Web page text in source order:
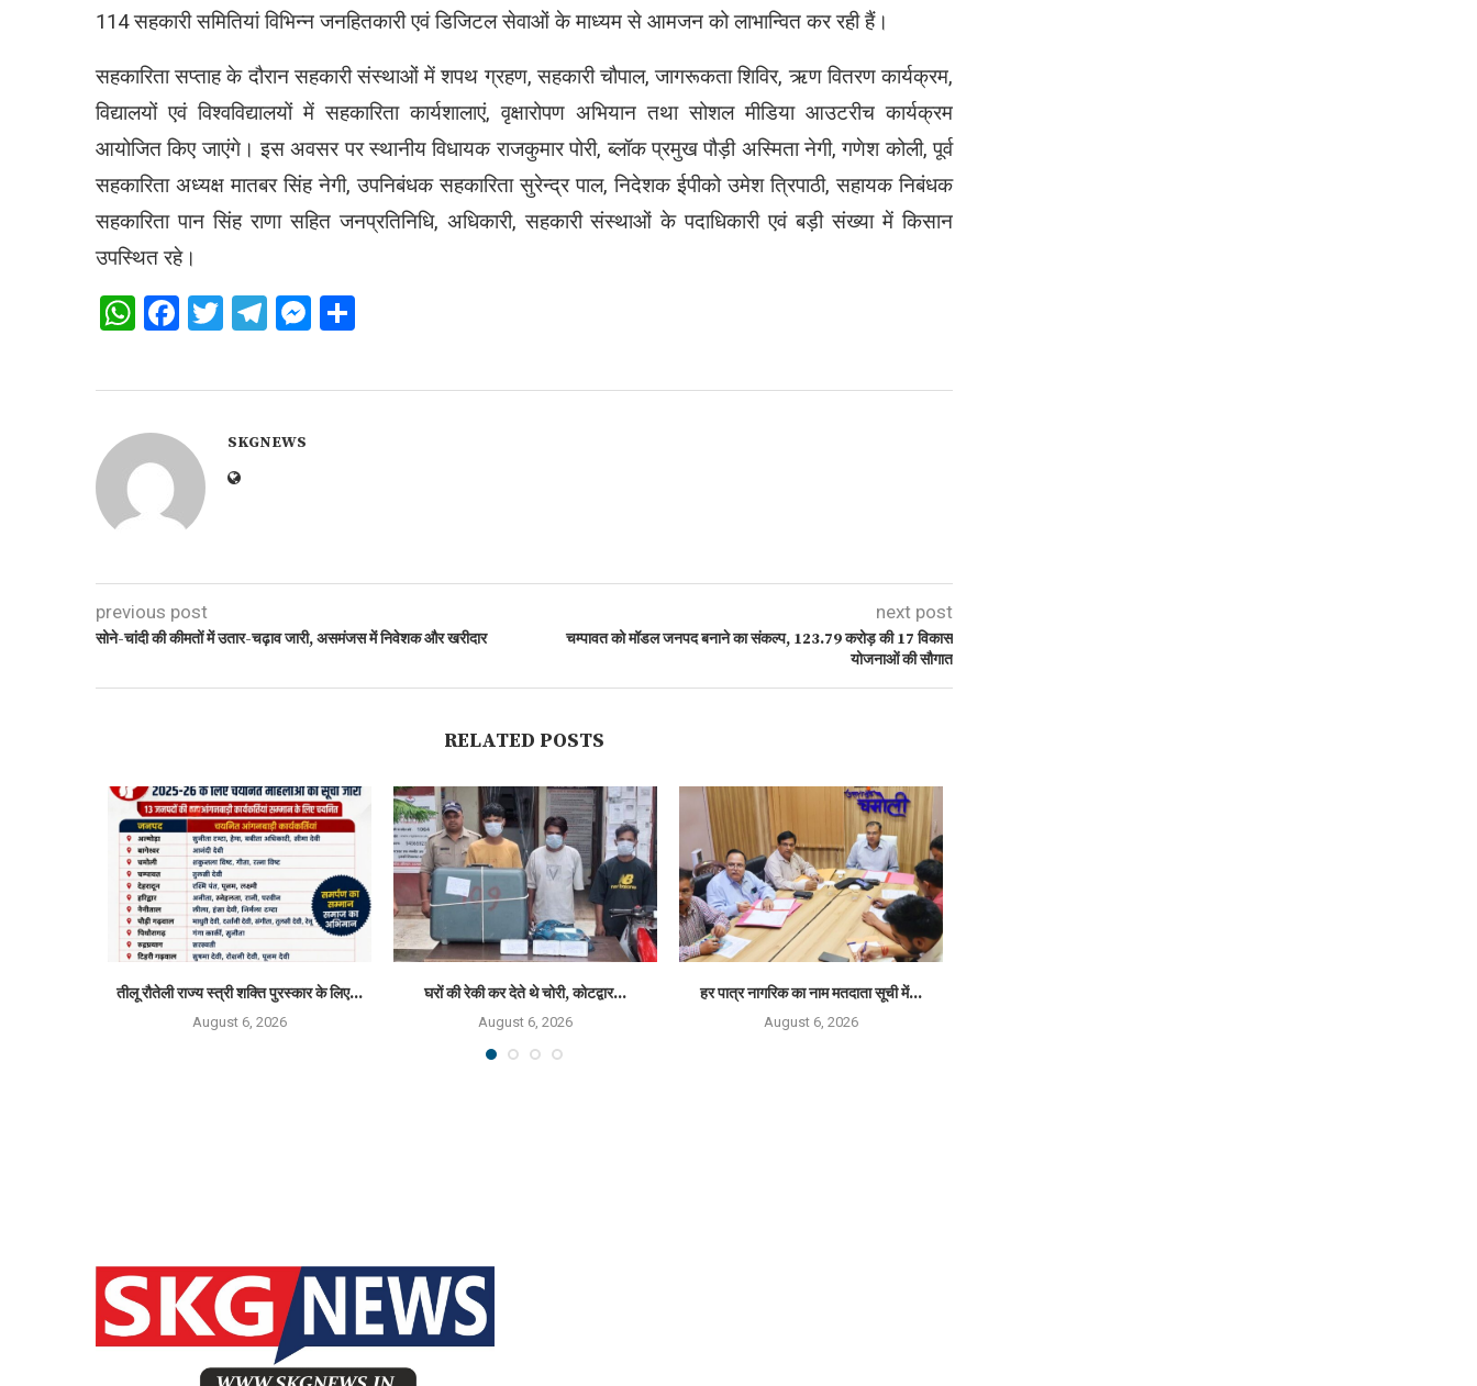
114 सहकारी समितियां विभिन्न जनहितकारी एवं डिजिटल सेवाओं के माध्यम से आमजन को लाभान्वित कर रही हैं।
सहकारिता सप्ताह के दौरान सहकारी संस्थाओं में शपथ ग्रहण, सहकारी चौपाल, जागरूकता शिविर, ऋण वितरण कार्यक्रम,
विद्यालयों एवं विश्वविद्यालयों में सहकारिता कार्यशालाएं, वृक्षारोपण अभियान तथा सोशल मीडिया आउटरीच कार्यक्रम
आयोजित किए जाएंगे। इस अवसर पर स्थानीय विधायक राजकुमार पोरी, ब्लॉक प्रमुख पौड़ी अस्मिता नेगी, गणेश कोली, पूर्व
सहकारिता अध्यक्ष मातबर सिंह नेगी, उपनिबंधक सहकारिता सुरेन्द्र पाल, निदेशक ईपीको उमेश त्रिपाठी, सहायक निबंधक
सहकारिता पान सिंह राणा सहित जनप्रतिनिधि, अधिकारी, सहकारी संस्थाओं के पदाधिकारी एवं बड़ी संख्या में किसान
उपस्थित रहे।
WhatsApp
Facebook
Twitter
Telegram
Messenger
SKGNEWS
previous post
सोने-चांदी की कीमतों में उतार-चढ़ाव जारी, असमंजस में निवेशक और खरीदार
next post
चम्पावत को मॉडल जनपद बनाने का संकल्प, 123.79 करोड़ की 17 विकास
योजनाओं की सौगात
RELATED POSTS
तीलू रौतेली राज्य स्त्री शक्ति पुरस्कार के लिए...
August 6, 2026
घरों की रेकी कर देते थे चोरी, कोटद्वार...
August 6, 2026
हर पात्र नागरिक का नाम मतदाता सूची में...
August 6, 2026